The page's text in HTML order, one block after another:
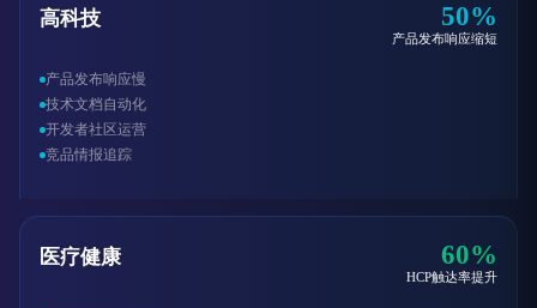
高科技 50%
产品发布响应缩短
产品发布响应慢
技术文档自动化
开发者社区运营
竞品情报追踪
医疗健康 60%
HCP触达率提升